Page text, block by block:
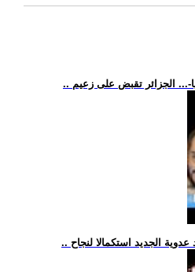
... الجزائر تقبض على زعيم
الجديد استكمالا لنجاح